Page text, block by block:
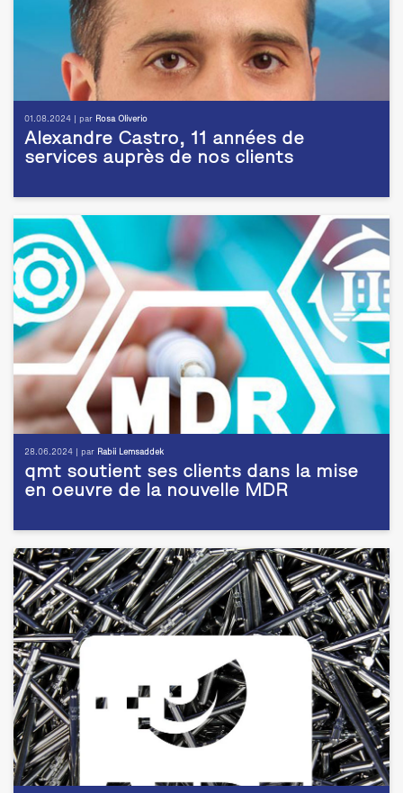
01.08.2024 | par Rosa Oliverio
Alexandre Castro, 11 années de
services auprès de nos clients
28.06.2024 | par Rabii Lemsaddek
qmt soutient ses clients dans la mise
en oeuvre de la nouvelle MDR